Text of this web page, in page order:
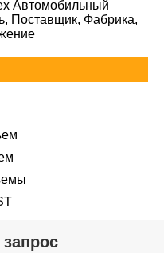
Автомобильный
Поставщик, Фабрика,